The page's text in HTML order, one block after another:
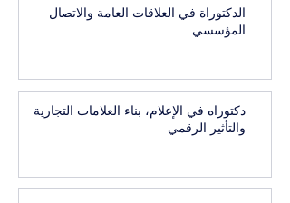
الدكتوراة في العلاقات العامة والاتصال
المؤسسي
دكتوراه في الإعلام، بناء العلامات التجارية
والتأثير الرقمي